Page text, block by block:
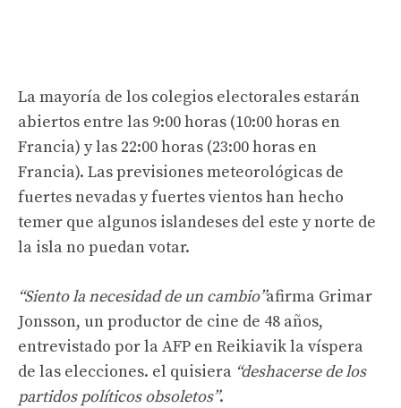
La mayoría de los colegios electorales estarán
abiertos entre las 9:00 horas (10:00 horas en
Francia) y las 22:00 horas (23:00 horas en
Francia). Las previsiones meteorológicas de
fuertes nevadas y fuertes vientos han hecho
temer que algunos islandeses del este y norte de
la isla no puedan votar.
“Siento la necesidad de un cambio”afirma Grimar
Jonsson, un productor de cine de 48 años,
entrevistado por la AFP en Reikiavik la víspera
de las elecciones. el quisiera “deshacerse de los
partidos políticos obsoletos”.